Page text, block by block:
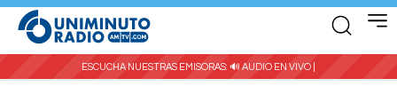
ESCUCHA NUESTRAS EMISORAS: 🔊 AUDIO EN VIVO |